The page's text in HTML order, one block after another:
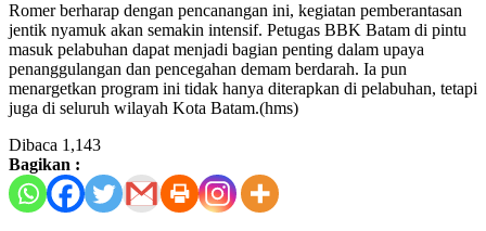
Romer berharap dengan pencanangan ini, kegiatan pemberantasan
jentik nyamuk akan semakin intensif. Petugas BBK Batam di pintu
masuk pelabuhan dapat menjadi bagian penting dalam upaya
penanggulangan dan pencegahan demam berdarah. Ia pun
menargetkan program ini tidak hanya diterapkan di pelabuhan, tetapi
juga di seluruh wilayah Kota Batam.(hms)
Dibaca 1,143
Bagikan :